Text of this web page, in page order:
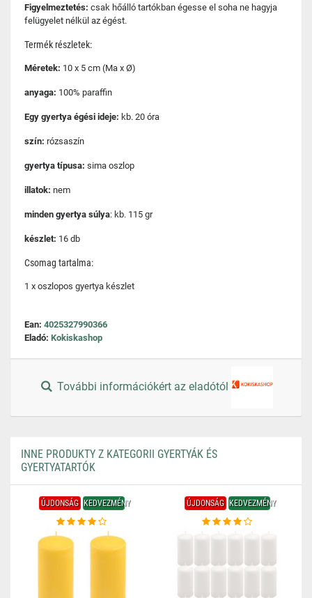
Figyelmeztetés: csak hőálló tartókban égesse el soha ne hagyja
felügyelet nélkül az égést.
Termék részletek:
Méretek: 10 x 5 cm (Ma x Ø)
anyaga: 100% paraffin
Egy gyertya égési ideje: kb. 20 óra
szín: rózsaszín
gyertya típusa: sima oszlop
illatok: nem
minden gyertya súlya: kb. 115 gr
készlet: 16 db
Csomag tartalma:
1 x oszlopos gyertya készlet
Ean: 4025327990366
Eladó: Kokiskashop
További információkért az eladótól
INNE PRODUKTY Z KATEGORII GYERTYÁK ÉS
GYERTYATARTÓK
ÚJDONSÁG KEDVEZMÉNY ÚJDONSÁG KEDVEZMÉNY